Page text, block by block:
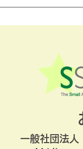
一般社団法